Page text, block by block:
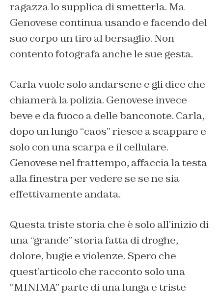
ragazza lo supplica di smetterla. Ma
Genovese continua usando e facendo del
suo corpo un tiro al bersaglio. Non
contento fotografa anche le sue gesta.
Carla vuole solo andarsene e gli dice che
chiamerà la polizia. Genovese invece
beve e da fuoco a delle banconote. Carla,
dopo un lungo “caos” riesce a scappare e
solo con una scarpa e il cellulare.
Genovese nel frattempo, affaccia la testa
alla finestra per vedere se se ne sia
effettivamente andata.
Questa triste storia che è solo all’inizio di
una “grande” storia fatta di droghe,
dolore, bugie e violenze. Spero che
quest’articolo che racconto solo una
“MINIMA” parte di una lunga e triste